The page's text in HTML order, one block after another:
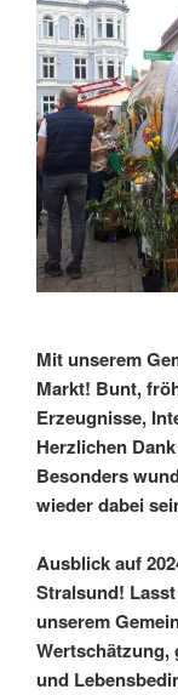
Mit unserem
Markt! Bunt,
Erzeugnisse,
Herzlichen
Besonders
wieder dabei
Ausblick auf
Stralsund!
unserem
Wertschätzung,
und